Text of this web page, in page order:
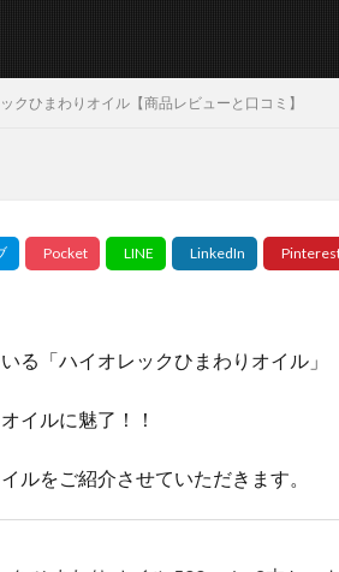
クひまわりオイル【商品レビューと口コミ】
る「ハイオレックひまわりオイル」
イルに魅了！！
ルをご紹介させていただきます。